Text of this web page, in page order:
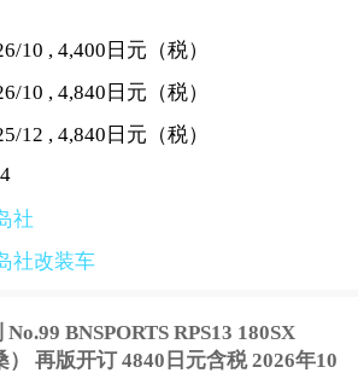
10 , 4,400日元（税）
10 , 4,840日元（税）
12 , 4,840日元（税）
社
社改装车
BNSPORTS RPS13 180SX
） 再版开订 4840日元含税 2026年10